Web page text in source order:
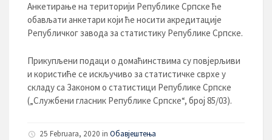
Анкетирање на територији Републике Српске ће
обављати анкетари који ће носити акредитације
Републичког завода за статистику Републике Српске.
Прикупљени подаци о домаћинствима су повјерљиви
и користиће се искључиво за статистичке сврхе у
складу са Законом о статистици Републике Српске
(„Службени гласник Републике Српске“, број 85/03).
25 Februara, 2020 in Обавјештења